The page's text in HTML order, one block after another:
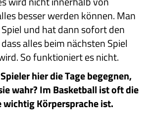
besser werden können. Man
und hat dann sofort den
alles beim nächsten Spiel
So funktioniert es nicht.
hier die Tage begegnen,
wahr? Im Basketball ist oft die
wichtig Körpersprache ist.